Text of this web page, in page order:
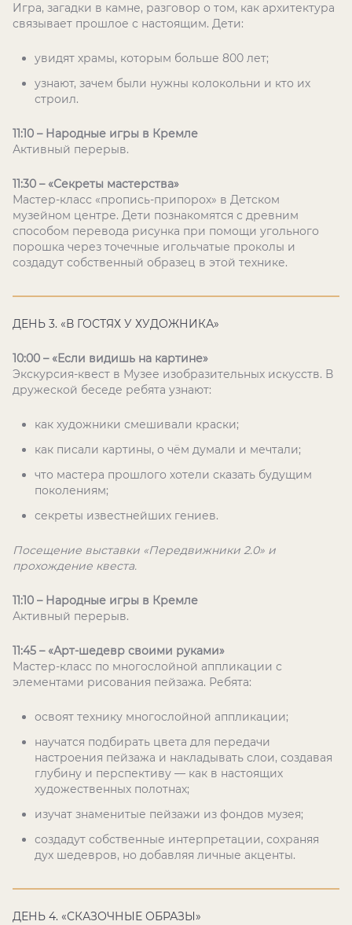
Игра, загадки в камне, разговор о том, как архитектура
связывает прошлое с настоящим. Дети:
увидят храмы, которым больше 800 лет;
узнают, зачем были нужны колокольни и кто их
строил.
11:10 – Народные игры в Кремле
Активный перерыв.
11:30 – «Секреты мастерства»
Мастер-класс «пропись-припорох» в Детском
музейном центре. Дети познакомятся с древним
способом перевода рисунка при помощи угольного
порошка через точечные игольчатые проколы и
создадут собственный образец в этой технике.
ДЕНЬ 3. «В ГОСТЯХ У ХУДОЖНИКА»
10:00 – «Если видишь на картине»
Экскурсия-квест в Музее изобразительных искусств. В
дружеской беседе ребята узнают:
как художники смешивали краски;
как писали картины, о чём думали и мечтали;
что мастера прошлого хотели сказать будущим
поколениям;
секреты известнейших гениев.
Посещение выставки «Передвижники 2.0» и
прохождение квеста.
11:10 – Народные игры в Кремле
Активный перерыв.
11:45 – «Арт-шедевр своими руками»
Мастер-класс по многослойной аппликации с
элементами рисования пейзажа. Ребята:
освоят технику многослойной аппликации;
научатся подбирать цвета для передачи
настроения пейзажа и накладывать слои, создавая
глубину и перспективу — как в настоящих
художественных полотнах;
изучат знаменитые пейзажи из фондов музея;
создадут собственные интерпретации, сохраняя
дух шедевров, но добавляя личные акценты.
ДЕНЬ 4. «СКАЗОЧНЫЕ ОБРАЗЫ»